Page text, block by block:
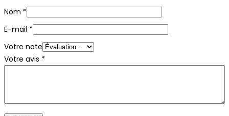
Nom *
E-mail *
Votre note
Votre avis *